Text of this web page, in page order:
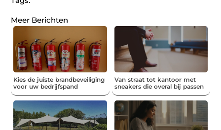
Meer Berichten
Kies de juiste brandbeveiliging
voor uw bedrijfspand
Van straat tot kantoor met
sneakers die overal bij passen